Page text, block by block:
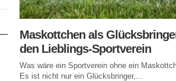
Maskottchen als
den Lieblings-Sportverein
Was wäre ein Sportverein ohne ein
Es ist nicht nur ein Glücksbringer,...